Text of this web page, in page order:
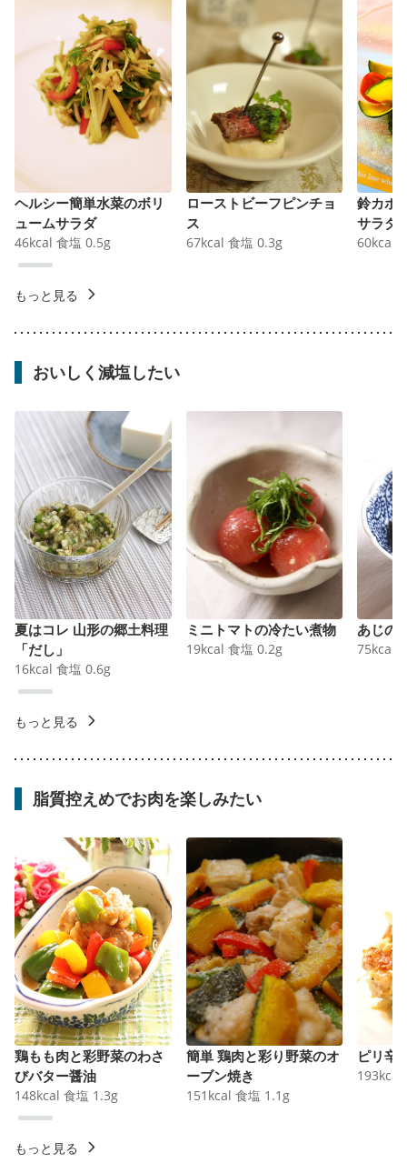
ヘルシー簡単水菜のボリ
ュームサラダ
46kcal 食塩 0.5g
ローストビーフピンチョ
ス
67kcal 食塩 0.3g
鈴カボ
サラダ
60kcal
もっと見る
おいしく減塩したい
夏はコレ 山形の郷土料理
「だし」
16kcal 食塩 0.6g
ミニトマトの冷たい煮物
19kcal 食塩 0.2g
あじの
75kcal
もっと見る
脂質控えめでお肉を楽しみたい
鶏もも肉と彩野菜のわさ
びバター醤油
148kcal 食塩 1.3g
簡単 鶏肉と彩り野菜のオ
ーブン焼き
151 kcal 食塩 1.1 g
ピリ辛
193kcal
もっと見る